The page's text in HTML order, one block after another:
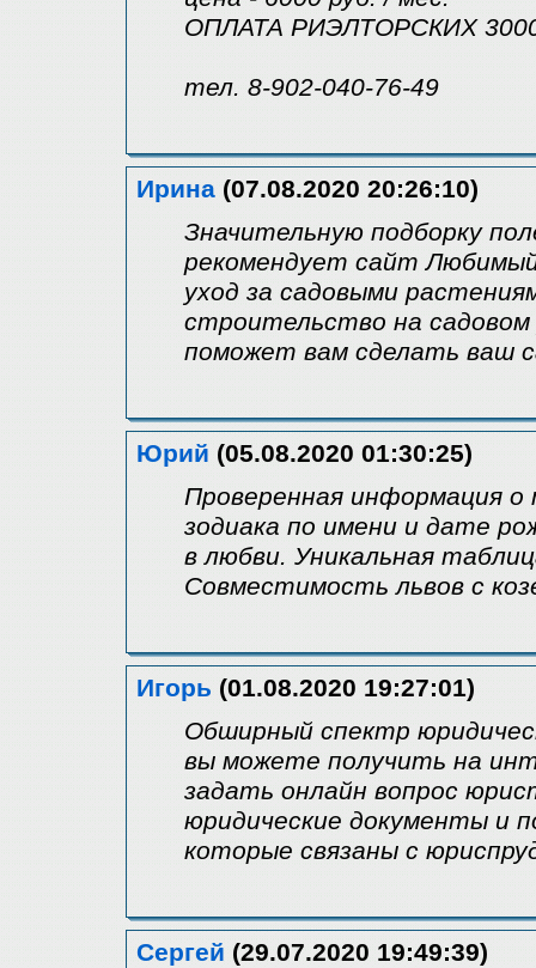
ОПЛАТА РИЭЛТОРСКИХ
тел. 8-902-040-76-49
Ирина (07.08.2020 20:26:10)
Значительную подборку
рекомендует сайт
уход за садовыми
строительство на
поможет вам сделать ваш
Юрий (05.08.2020 01:30:25)
Проверенная информация о
зодиака по имени и дате
в любви. Уникальная
Совместимость львов с
Игорь (01.08.2020 19:27:01)
Обширный спектр
вы можете получить на
задать онлайн вопрос
юридические документы и
которые связаны с
Сергей (29.07.2020 19:49:39)